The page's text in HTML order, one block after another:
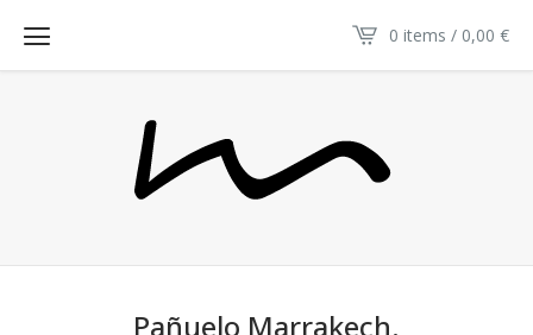
0 items / 0,00 €
Pañuelo Marrakech.